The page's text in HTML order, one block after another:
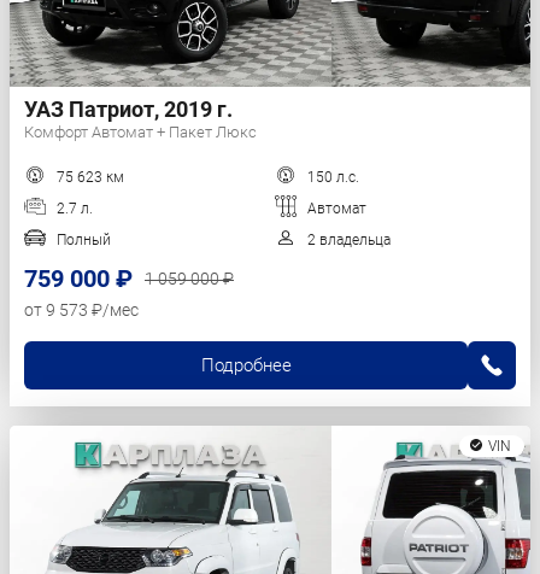
УАЗ Патриот, 2019 г.
Комфорт Автомат + Пакет Люкс
75 623 км
150 л.с.
2.7 л.
Автомат
Полный
2 владельца
759 000 ₽
1 059 000 ₽
от 9 573 ₽/мес
Подробнее
VIN